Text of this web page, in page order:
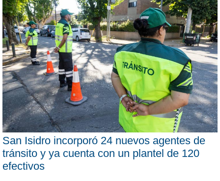
San Isidro incorporó 24 nuevos agentes de
tránsito y ya cuenta con un plantel de 120
efectivos